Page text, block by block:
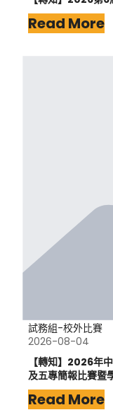
Read More
試務組-校外比賽
2026-08-04
【轉知】2026年
及五專簡報比賽暨
Read More